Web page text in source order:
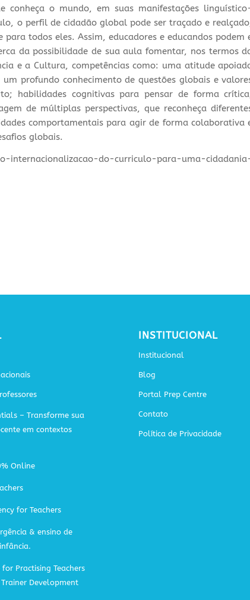
o mundo, em suas manifestações
o perfil de cidadão global pode ser traçado e
todos eles. Assim, educadores e educandos podem
da possibilidade de sua aula fomentar, nos termos
e a Cultura, competências como: uma atitude
profundo conhecimento de questões globais e
habilidades cognitivas para pensar de forma
de múltiplas perspectivas, que reconheça
comportamentais para agir de forma colaborativa
globais.
do-curriculo-para-uma-
– Transforme sua
em contextos
Online
for Teachers
& ensino de
Practising Teachers
Trainer Development
INSTITUCIONAL
Institucional
Blog
Portal Prep Centre
Contato
Política de Privacidade